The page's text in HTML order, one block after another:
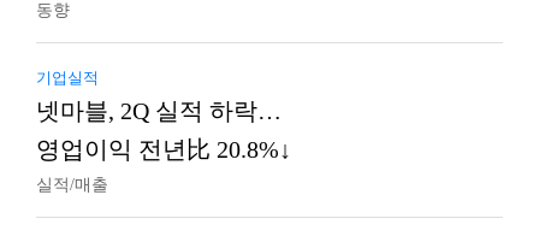
동향
기업실적
넷마블, 2Q 실적 하락…
영업이익 전년比 20.8%↓
실적/매출